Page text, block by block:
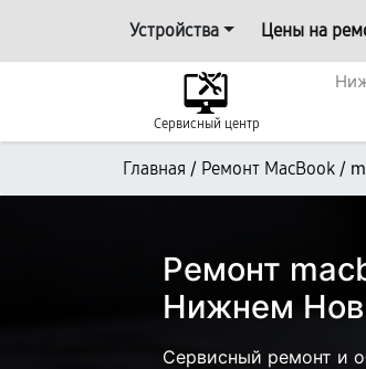
Устройства Цены на
Сервисный центр
Главная / Ремонт MacBook /
Ремонт
Нижнем
Сервисный ремонт и